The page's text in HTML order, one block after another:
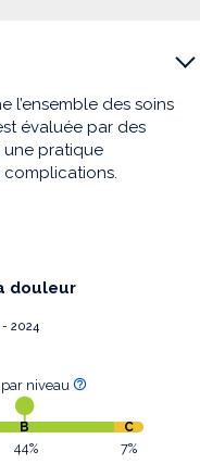
l’ensemble des soins
évaluée par des
une pratique
douleur
- 2024
niveau
B C
44% 7%